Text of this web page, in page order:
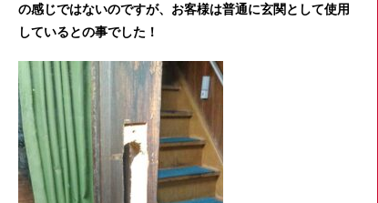
の感じではないのですが、お客様は普通に玄関として使用
しているとの事でした！